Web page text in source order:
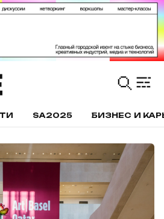
SA2025 БИЗНЕС И